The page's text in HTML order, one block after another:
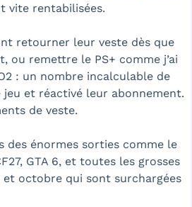
vite rentabilisées.
retourner leur veste dès que
ou remettre le PS+ comme j’ai
: un nombre incalculable de
et réactivé leur abonnement.
de veste.
des énormes sorties comme le
GTA 6, et toutes les grosses
octobre qui sont surchargées